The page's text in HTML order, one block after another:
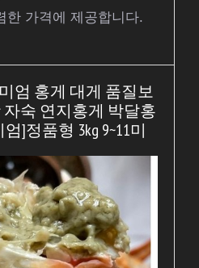
한 가격에 제공합니다.
엄 홍게 대게 품질보
숙 연지홍게 박달홍
]정품형 3kg 9~11미